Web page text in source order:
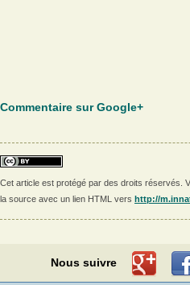
Commentaire sur Google+
Cet article est protégé par des droits réservés.
la source avec un lien HTML vers http://
Nous suivre